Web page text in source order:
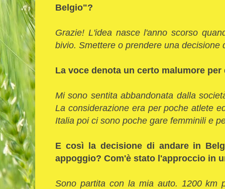
Belgio"?
Grazie! L'idea nasce l'anno scorso
bivio. Smettere o prendere una
La voce denota un certo malumore
Mi sono sentita abbandonata dalla
La considerazione era per poche atlete
Italia poi ci sono poche gare femminili e
E così la decisione di andare in
appoggio? Com'è stato l'approccio in
Sono partita con la mia auto. 1200 km